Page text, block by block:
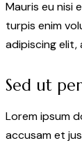
Mauris eu nisi
turpis enim
adipiscing elit,
Sed ut
Lorem ipsum
accusam et